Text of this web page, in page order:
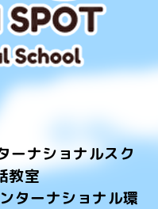
ーナショナルスク
教室
ターナショナル環